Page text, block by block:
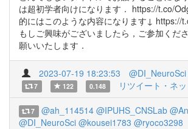
は超初学者向けになります． https://t.co/
的にはこのような内容になります↓ https://
もしご興味がございましたら，ご参加くだ
願いいたします．
2023-07-19 18:23:53 @DI_NeuroSci
7 122 0.148 リツイート・ネ
7 @ah_114514 @IPUHS_CNSLab
@DI_NeuroSci @kousei1783 @ryoco3298